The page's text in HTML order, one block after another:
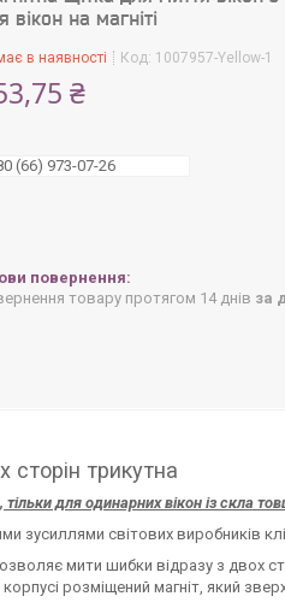
вікон на магніті
в наявності Код: 1007957-Yellow-1
₴
(66) 973-07-26
товару протягом 14 днів за
сторін трикутна
тільки для одинарних вікон із скла
зусиллями світових виробників
мити шибки відразу з двох
розміщений магніт, який